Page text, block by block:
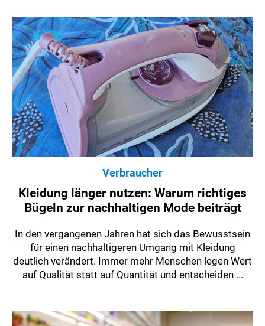
Verbraucher
Kleidung länger nutzen: Warum richtiges
Bügeln zur nachhaltigen Mode beiträgt
In den vergangenen Jahren hat sich das Bewusstsein
für einen nachhaltigeren Umgang mit Kleidung
deutlich verändert. Immer mehr Menschen legen Wert
auf Qualität statt auf Quantität und entscheiden ...